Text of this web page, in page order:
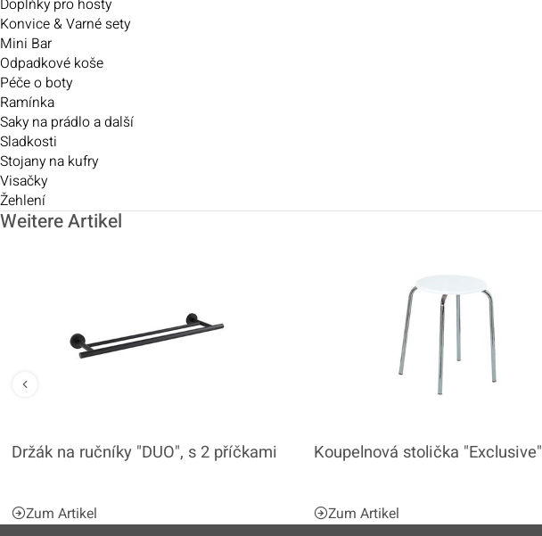
Doplňky pro hosty
Konvice & Varné sety
Mini Bar
Odpadkové koše
Péče o boty
Ramínka
Saky na prádlo a další
Sladkosti
Stojany na kufry
Visačky
Žehlení
Weitere Artikel
Držák na ručníky "DUO", s 2 příčkami
Zum Artikel
Koupelnová stolička "Exclusive"
Zum Artikel